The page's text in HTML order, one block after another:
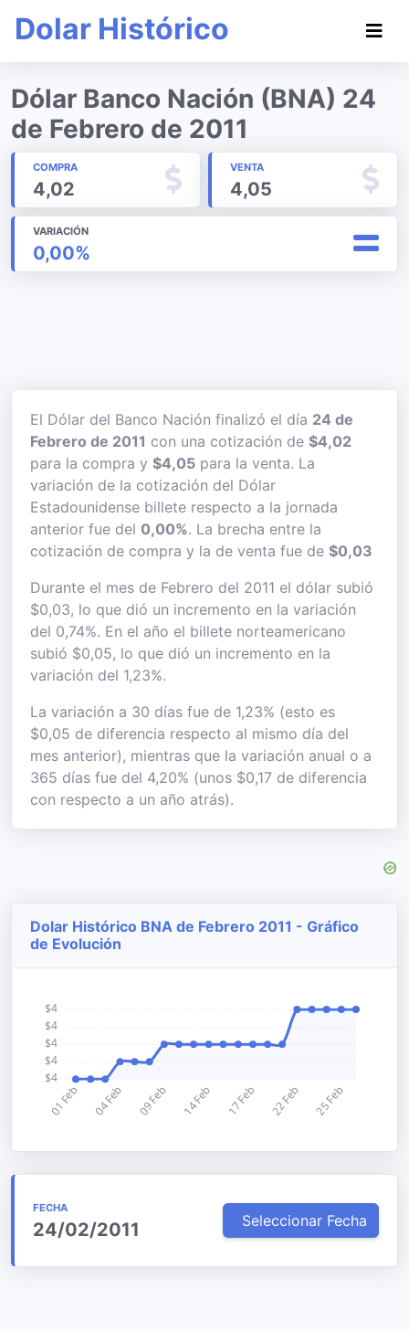
Dolar Histórico
Dólar Banco Nación (BNA) 24
de Febrero de 2011
COMPRA
4,02
VENTA
4,05
VARIACIÓN
0,00%
El Dólar del Banco Nación finalizó el día 24 de
Febrero de 2011 con una cotización de $4,02
para la compra y $4,05 para la venta. La
variación de la cotización del Dólar
Estadounidense billete respecto a la jornada
anterior fue del 0,00%. La brecha entre la
cotización de compra y la de venta fue de $0,03
Durante el mes de Febrero del 2011 el dólar subió
$0,03, lo que dió un incremento en la variación
del 0,74%. En el año el billete norteamericano
subió $0,05, lo que dió un incremento en la
variación del 1,23%.
La variación a 30 días fue de 1,23% (esto es
$0,05 de diferencia respecto al mismo día del
mes anterior), mientras que la variación anual o a
365 días fue del 4,20% (unos $0,17 de diferencia
con respecto a un año atrás).
Dolar Histórico BNA de Febrero 2011 - Gráfico
de Evolución
FECHA
24/02/2011 Seleccionar Fecha